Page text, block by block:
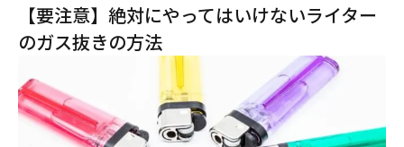
【要注意】絶対にやってはいけないライター
のガス抜きの方法